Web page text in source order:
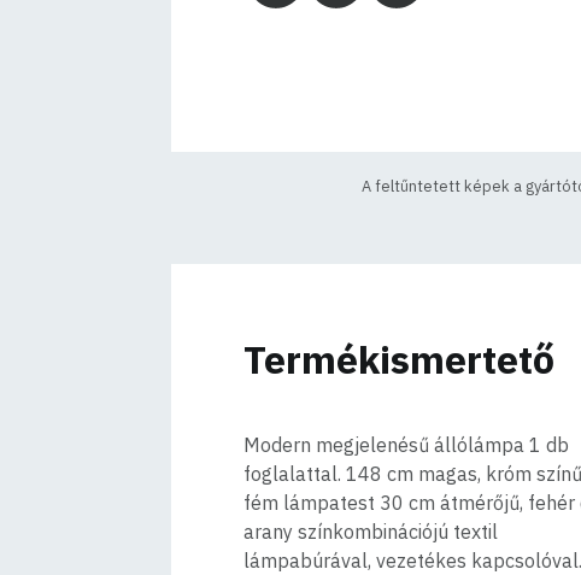
A feltűntetett képek a
Termékismertető
Modern megjelenésű állólámpa 1 db
foglalattal. 148 cm magas, króm színű
fém lámpatest 30 cm átmérőjű, fehér
arany színkombinációjú textil
lámpabúrával, vezetékes